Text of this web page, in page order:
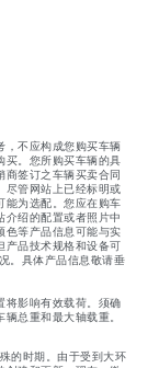
，不应构成您购买车辆
买。您所购买车辆的具
签订之车辆买卖合同
尽管网站上已经标明或
能为选配。您应在购车
绍的配置或者照片中
色等产品信息可能与实
产品技术规格和设备可
。具体产品信息敬请垂
将影响有效载荷。须确
总重和最大轴载重。
的时期。由于受到大环